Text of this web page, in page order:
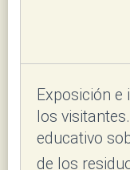
Exposición
los
educativo
de los